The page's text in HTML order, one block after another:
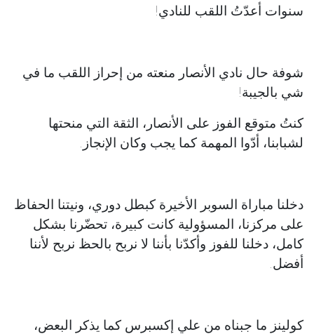
سنوات أعدّتُ اللقب للنادي!
شوفة حال نادي الأنصار منعته من إحراز اللقب ما في
شي بالجيبة!
كنتُ متوقع الفوز على الأنصار، الثقة التي منحتها
لشبابنا، أدّوا المهمة كما يجب وكان الإنجاز.
دخلنا مباراة السوبر الأخيرة كبطل دوري، ونيتنا الحفاظ
على مركزنا، المسؤولية كانت كبيرة، تحضّرنا بشكل
كامل، دخلنا للفوز وأكدّنا بأننا لا نربح بالحظ نربح لأننا
أفضل.
‏كولينز ما جبناه من علي إكسبرس كما يذكر البعض،